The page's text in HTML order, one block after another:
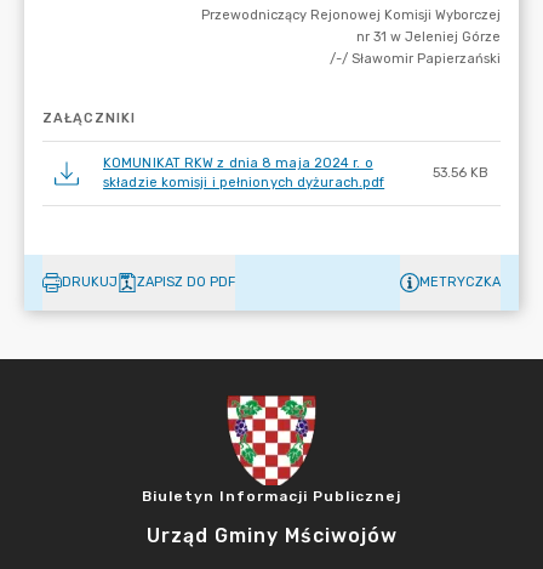
ZAŁĄCZNIKI
KOMUNIKAT RKW z dnia 8 maja 2024 r. o
składzie komisji i pełnionych dyżurach.pdf
53.56 KB
DRUKUJ ZAPISZ DO PDF METRYCZKA
Biuletyn Informacji Publicznej
Urząd Gminy Mściwojów